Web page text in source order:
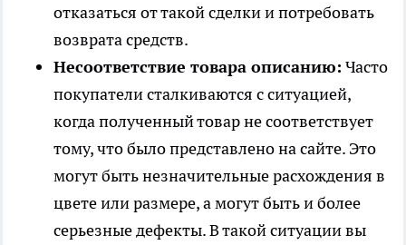
отказаться от такой сделки и потребовать
возврата средств.
Несоответствие товара описанию: Часто
покупатели сталкиваются с ситуацией,
когда полученный товар не соответствует
тому, что было представлено на сайте. Это
могут быть незначительные расхождения в
цвете или размере, а могут быть и более
серьезные дефекты. В такой ситуации вы